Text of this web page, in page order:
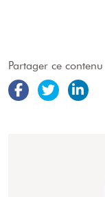
Partager ce contenu